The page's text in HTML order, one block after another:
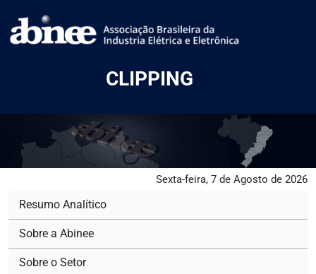
CLIPPING
Sexta-feira, 7 de Agosto de 2026
Resumo Analítico
Sobre a Abinee
Sobre o Setor